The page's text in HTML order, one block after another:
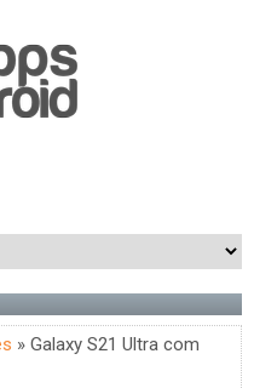
» Galaxy S21 Ultra com